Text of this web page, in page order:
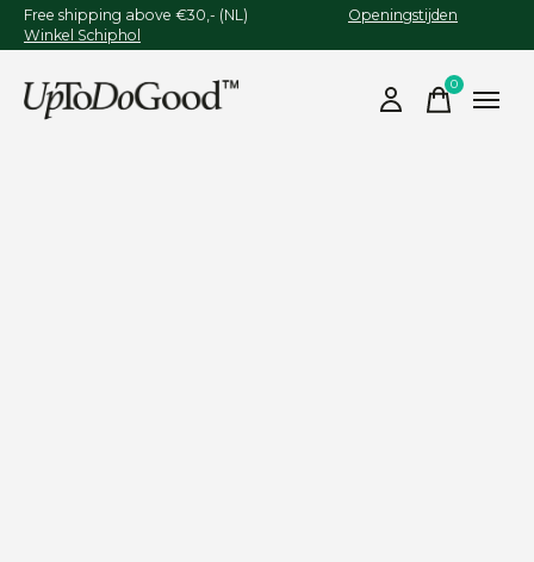
Free shipping above €30,- (NL) Openingstijden
Winkel Schiphol
0items